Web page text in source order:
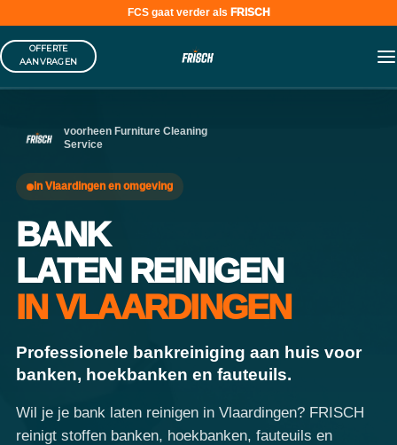
FCS gaat verder als FRISCH
Skip
to
OFFERTE
AANVRAGEN
voorheen Furniture Cleaning
Service
in Vlaardingen en omgeving
BANK
LATEN REINIGEN
IN VLAARDINGEN
Professionele bankreiniging aan huis voor
banken, hoekbanken en fauteuils.
Wil je je bank laten reinigen in Vlaardingen? FRISCH
reinigt stoffen banken, hoekbanken, fauteuils en